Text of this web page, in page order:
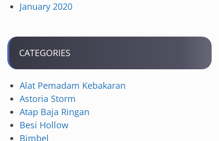
January 2020
CATEGORIES
Alat Pemadam Kebakaran
Astoria Storm
Atap Baja Ringan
Besi Hollow
Bimbel